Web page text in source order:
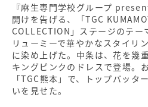
『麻生専門学校グループ
開けを告げる、「TGC
COLLECTION」ステージのテ
リューミーで華やかなスタイリ
に染め上げた。中条は、花を幾
キングピンクのドレスで登場。
「TGC熊本」で、トップバッタ
いを見せた。